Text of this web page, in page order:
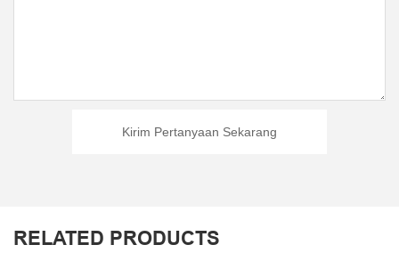
Kirim Pertanyaan Sekarang
RELATED PRODUCTS